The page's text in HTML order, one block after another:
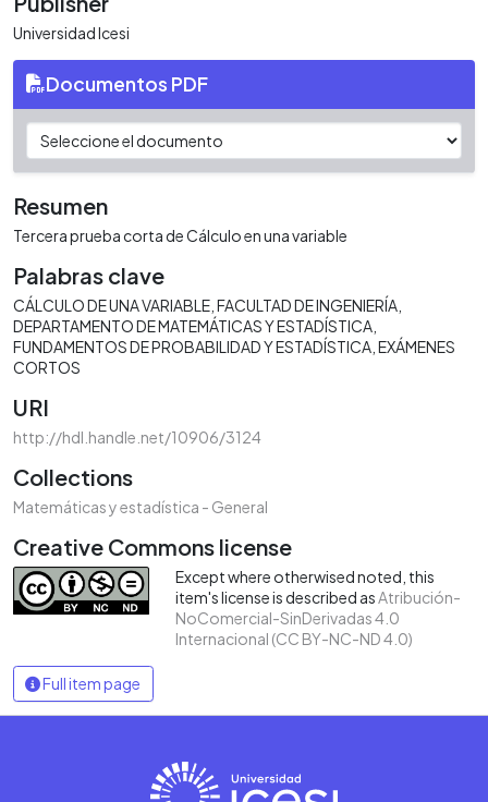
Universidad Icesi
Documentos PDF
Resumen
Tercera prueba corta de Cálculo en una variable
Palabras clave
CÁLCULO DE UNA VARIABLE FACULTAD DE INGENIERÍA
DEPARTAMENTO DE MATEMÁTICAS Y ESTADÍSTICA
FUNDAMENTOS DE PROBABILIDAD Y ESTADÍSTICA EXÁMENES
CORTOS
URI
http://hdl.handle.net/10906/3124
Collections
Matemáticas y estadística - General
Creative Commons license
Except where otherwised noted, this
item's license is described asAtribución-
NoComercial-SinDerivadas 4.0
Internacional (CC BY-NC-ND 4.0)
Full item page